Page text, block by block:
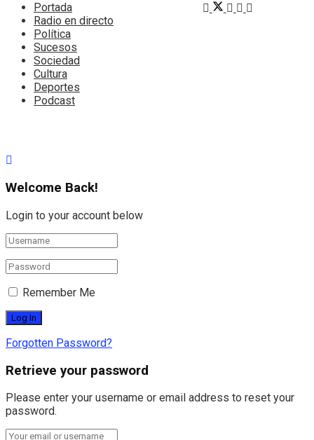
Portada
Radio en directo
Política
Sucesos
Sociedad
Cultura
Deportes
Podcast
Welcome Back!
Login to your account below
Remember Me
Forgotten Password?
Retrieve your password
Please enter your username or email address to reset your
password.